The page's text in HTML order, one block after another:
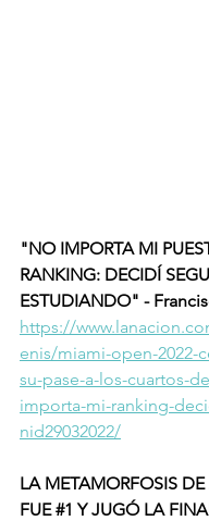
"NO IMPORTA MI
RANKING: DECIDÍ
ESTUDIANDO" -
https://
enis/miami-open-2022-
su-pase-a-los-cuartos-
importa-mi-ranking-
nid29032022/
LA METAMORFOSIS DE
FUE #1 Y JUGÓ LA